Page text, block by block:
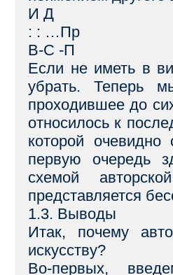
И Д
: : …Пр
В-С -П
Если не иметь в
убрать. Теперь
проходившее до
относилось к
которой
первую очередь
схемой
представляется
1.3. Выводы
Итак, почему
искусству?
Во-первых,